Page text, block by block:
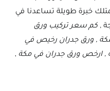
خبرة طويلة تساعدنا في
, كم سعر تركيب ورق
, ورق جدران رخيص في
, ارخص ورق جدران في مكة ,